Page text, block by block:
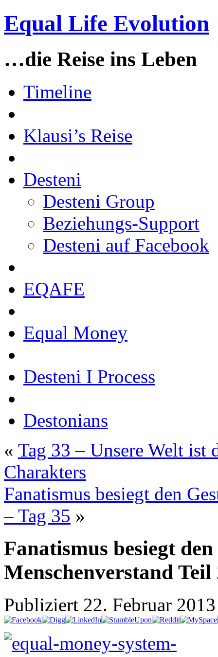
Equal Life Evolution
…die Reise ins Leben
Timeline
Klausi’s Reise
Desteni
Desteni Group
Beziehungs-Support
Desteni auf Facebook
EQAFE
Equal Money
Desteni I Process
Destonians
« Tag 33 – Unsere Welt ist
Charakters
Fanatismus besiegt den
– Tag 35 »
Fanatismus besiegt
Menschenverstand Teil
Publiziert 22. Februar 2013